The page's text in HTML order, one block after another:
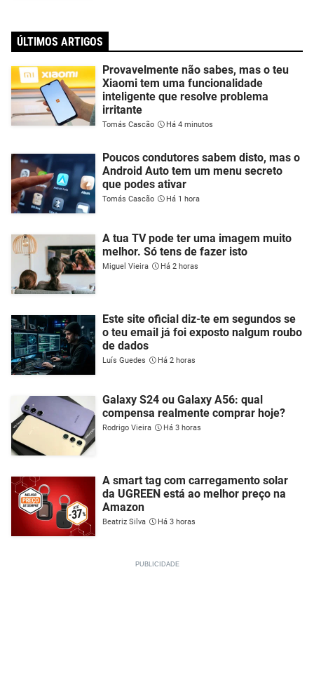
ÚLTIMOS ARTIGOS
Provavelmente não sabes, mas o teu
Xiaomi tem uma funcionalidade
inteligente que resolve problema
irritante
Tomás Cascão Há 4 minutos
Poucos condutores sabem disto, mas o
Android Auto tem um menu secreto
que podes ativar
Tomás Cascão Há 1 hora
A tua TV pode ter uma imagem muito
melhor. Só tens de fazer isto
Miguel Vieira Há 2 horas
Este site oficial diz-te em segundos se
o teu email já foi exposto nalgum roubo
de dados
Luís Guedes Há 2 horas
Galaxy S24 ou Galaxy A56: qual
compensa realmente comprar hoje?
Rodrigo Vieira Há 3 horas
A smart tag com carregamento solar
da UGREEN está ao melhor preço na
Amazon
Beatriz Silva Há 3 horas